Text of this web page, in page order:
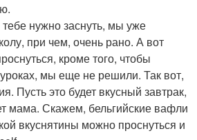
нужно заснуть, мы уже
при чем, очень рано. А вот
кроме того, чтобы
мы еще не решили. Так вот,
Пусть это будет вкусный завтрак,
мама. Скажем, бельгийские вафли
вкуснятины можно проснуться и